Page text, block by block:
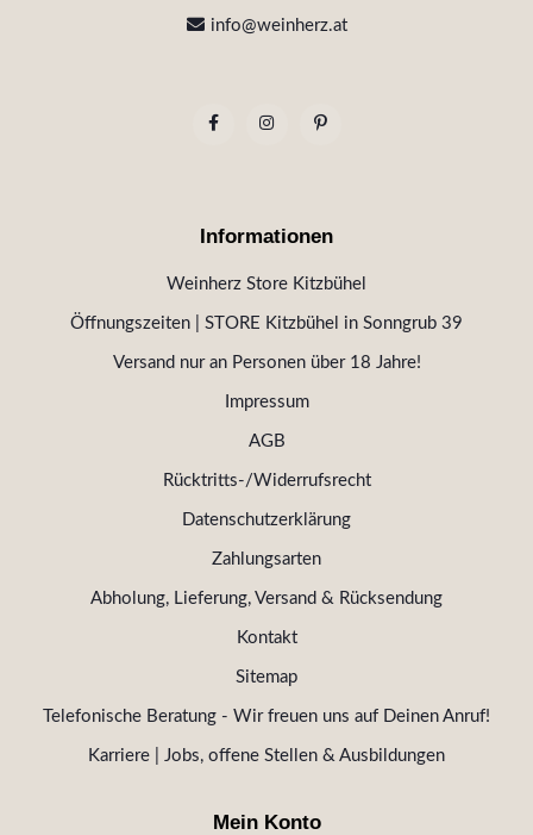
info@weinherz.at
Informationen
Weinherz Store Kitzbühel
Öffnungszeiten | STORE Kitzbühel in Sonngrub 39
Versand nur an Personen über 18 Jahre!
Impressum
AGB
Rücktritts-/Widerrufsrecht
Datenschutzerklärung
Zahlungsarten
Abholung, Lieferung, Versand & Rücksendung
Kontakt
Sitemap
Telefonische Beratung - Wir freuen uns auf Deinen Anruf!
Karriere | Jobs, offene Stellen & Ausbildungen
Mein Konto